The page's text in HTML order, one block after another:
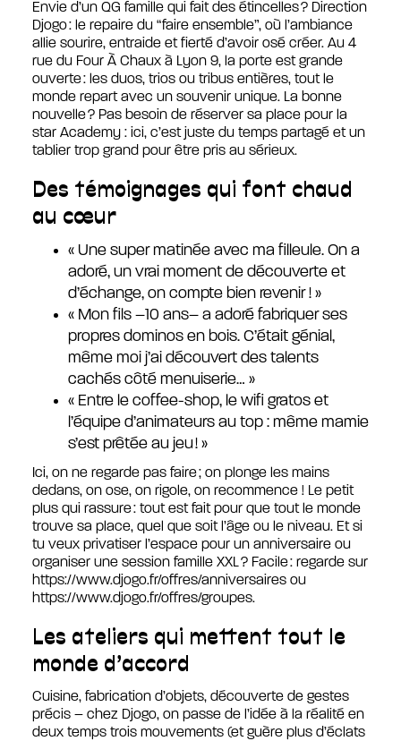
Envie d’un QG famille qui fait des étincelles ? Direction
Djogo : le repaire du “faire ensemble”, où l’ambiance
allie sourire, entraide et fierté d’avoir osé créer. Au 4
rue du Four À Chaux à Lyon 9, la porte est grande
ouverte : les duos, trios ou tribus entières, tout le
monde repart avec un souvenir unique. La bonne
nouvelle ? Pas besoin de réserver sa place pour la
star Academy : ici, c’est juste du temps partagé et un
tablier trop grand pour être pris au sérieux.
Des témoignages qui font chaud
au cœur
« Une super matinée avec ma filleule. On a
adoré, un vrai moment de découverte et
d’échange, on compte bien revenir ! »
« Mon fils –10 ans– a adoré fabriquer ses
propres dominos en bois. C’était génial,
même moi j’ai découvert des talents
cachés côté menuiserie… »
« Entre le coffee-shop, le wifi gratos et
l’équipe d’animateurs au top : même mamie
s’est prêtée au jeu ! »
Ici, on ne regarde pas faire ; on plonge les mains
dedans, on ose, on rigole, on recommence ! Le petit
plus qui rassure : tout est fait pour que tout le monde
trouve sa place, quel que soit l’âge ou le niveau. Et si
tu veux privatiser l’espace pour un anniversaire ou
organiser une session famille XXL ? Facile : regarde sur
https://www.djogo.fr/offres/anniversaires ou
https://www.djogo.fr/offres/groupes.
Les ateliers qui mettent tout le
monde d’accord
Cuisine, fabrication d’objets, découverte de gestes
précis – chez Djogo, on passe de l’idée à la réalité en
deux temps trois mouvements (et guère plus d’éclats